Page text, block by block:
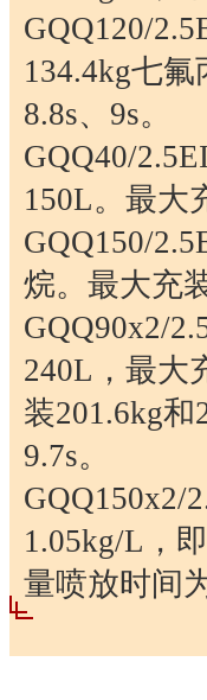
GQQ120/
134.4kg七
8.8s、9s。
GQQ40/
150L。最大
GQQ150/
烷。最大充
GQQ90x2/
240L，最大
装201.6kg
9.7s。
GQQ150x2/
1.05kg/L，
量喷放时间